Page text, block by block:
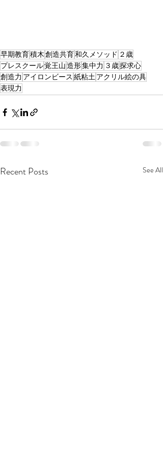
早期教育積木創造共育和久メソッド ２歳
プレスクール覚王山造形集中力 ３歳探求心
創造力 アイロンビース 紙粘土アクリル絵の具
表現力
Recent Posts See All